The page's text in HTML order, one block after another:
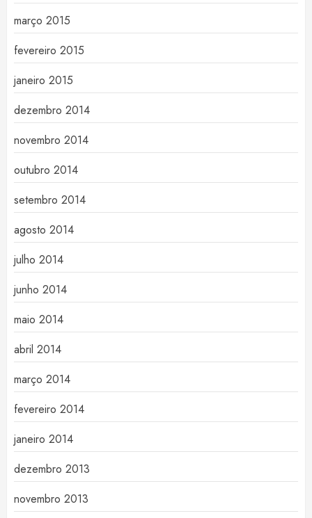
março 2015
fevereiro 2015
janeiro 2015
dezembro 2014
novembro 2014
outubro 2014
setembro 2014
agosto 2014
julho 2014
junho 2014
maio 2014
abril 2014
março 2014
fevereiro 2014
janeiro 2014
dezembro 2013
novembro 2013